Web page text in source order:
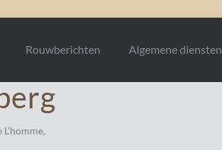
Rouwberichten Algemene diensten